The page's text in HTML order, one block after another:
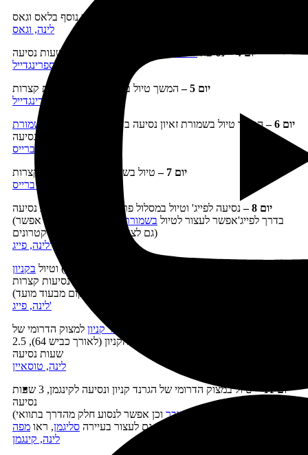
יום בילוי נוסף בלאס וגאס
לינה, וגאס
יום 4
–נסיעה
לינה, ספרינגדייל
יום 5 –
המשך טיול בשמורת זאיון, נסיעות קצרות
לינה, ספרינגדייל
יום 6
–המשך טיול בשמורת זאיון נסיעה בדרך נופית מרהיבה
לשמורת
לינה, ברייס
יום 7
–טיול בשמורת ברייס, נסיעות קצרות
לינה, ברייס
יום 8 –
נסיעה לפייג' וטיול במסלול פרסת הסוס, 2.5 שעות נסיעה
(בדרך לפייג'אפשר לעצור לטיול בשמורת הדיונות הוורודות
– אפשר
גם לצאת במקום לטיול טרקטרונים)
לינה, פייג'
) וטיול בקניון
, נסיעות קצרות
לינה, פייג'
למצוק הדרומי של הגרנד קניון למצוק הדרומי של
הגרנד קניון וטיול בדרך בצד המזרחי של הקניון (לאורך כביש 64), 2.5
שעות נסיעה
לינה, טוסאיין
יום 11
–
טיול במצוק הדרומי של הגרנד קניון ונסיעה לקינגמן, 3 שעות
נסיעה
בסכר הובר וכן אפשר לנסוע חלק מהדרך בתוואי
סליגמן, ראו מפה
לינה, קינגמן